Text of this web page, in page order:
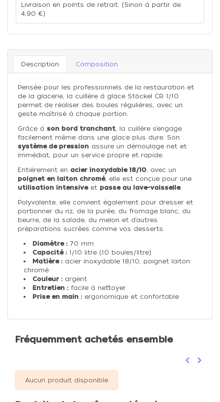
Livraison en points de retrait. (Sinon à partir de
4,90 €)
Description Composition
Pensée pour les professionnels de la restauration et
de la glacerie, la cuillère à glace Stöckel CR 1/10
permet de réaliser des boules régulières, avec un
geste maîtrisé à chaque portion.
Grâce à son bord tranchant , la cuillère s’engage
facilement même dans une glace plus dure. Son
système de pression assure un démoulage net et
immédiat, pour un service propre et rapide.
Entièrement en acier inoxydable 18/10 , avec un
poignet en laiton chromé, elle est conçue pour une
utilisation intensiveet passe au lave-vaisselle.
Polyvalente, elle convient également pour dresser et
portionner du riz, de la purée, du fromage blanc, du
beurre, de la salade, du melon et d’autres
préparations sucrées comme vos desserts.
Diamètre :70 mm
Capacité :1/10 litre (10 boules/litre)
Matière :acier inoxydable 18/10, poignet laiton
chromé
Couleur :argent
Entretien :facile à nettoyer
Prise en main :ergonomique et confortable
Fréquemment achetés ensemble
Précédent
keyboard_arrow_left keyboard_arrow_right
Aucun produit disponible